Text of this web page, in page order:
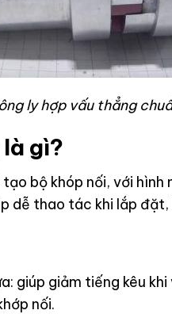
ly hợp vấu thẳng
gì?
bộ khóp nối, với hình
dễ thao tác khi lắp
giúp giảm tiếng kêu khi
nối.